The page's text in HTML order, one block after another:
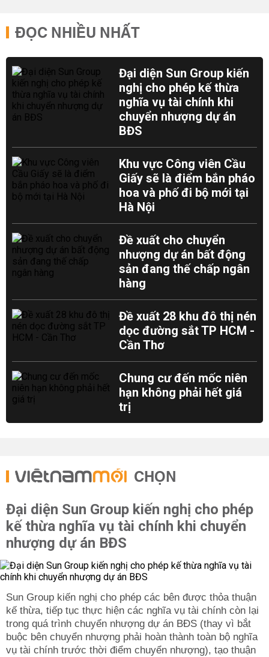
ĐỌC NHIỀU NHẤT
Đại diện Sun Group kiến
nghị cho phép kế thừa
nghĩa vụ tài chính khi
chuyển nhượng dự án
BĐS
Khu vực Công viên Cầu
Giấy sẽ là điểm bắn pháo
hoa và phố đi bộ mới tại
Hà Nội
Đề xuất cho chuyển
nhượng dự án bất động
sản đang thế chấp ngân
hàng
Đề xuất 28 khu đô thị nén
dọc đường sắt TP HCM -
Cần Thơ
Chung cư đến mốc niên
hạn không phải hết giá
trị
CHỌN
Đại diện Sun Group kiến nghị cho phép
kế thừa nghĩa vụ tài chính khi chuyển
nhượng dự án BĐS
Sun Group kiến nghị cho phép các bên được thỏa thuận
kế thừa, tiếp tục thực hiện các nghĩa vụ tài chính còn lại
trong quá trình chuyển nhượng dự án BĐS (thay vì bắt
buộc bên chuyển nhượng phải hoàn thành toàn bộ nghĩa
vụ tài chính trước thời điểm chuyển nhượng), tạo thuận